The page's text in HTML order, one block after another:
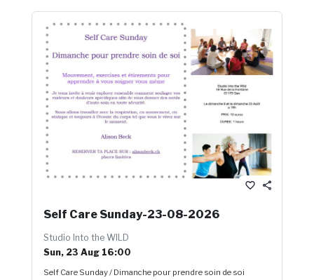
Beck RESERVER TA PLACE SUR : alisonbeck.ch places
limitées
favorite_border share
Self Care Sunday-23-08-2026
Studio Into the WILD
Sun, 23 Aug 16:00
Self Care Sunday / Dimanche pour prendre soin de soi